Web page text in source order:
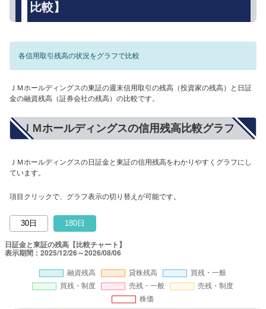
比較】
各信用取引残高の状況をグラフで比較
ＪＭホールディングスの東証の週末信用取引の残高（投資家の残高）と日証
金の融資残高（証券会社の残高）の比較です。
ＪＭホールディングスの信用残高比較グラフ
ＪＭホールディングスの日証金と東証の信用残高をわかりやすくグラフにし
ています。
項目クリックで、グラフ表示の切り替えが可能です。
30日 180日